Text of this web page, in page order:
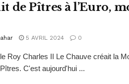
de Pîtres à l’Euro,
5 AVRIL 2024 0
Roy Charles II Le Chauve créait la
C'est aujourd'hui ...